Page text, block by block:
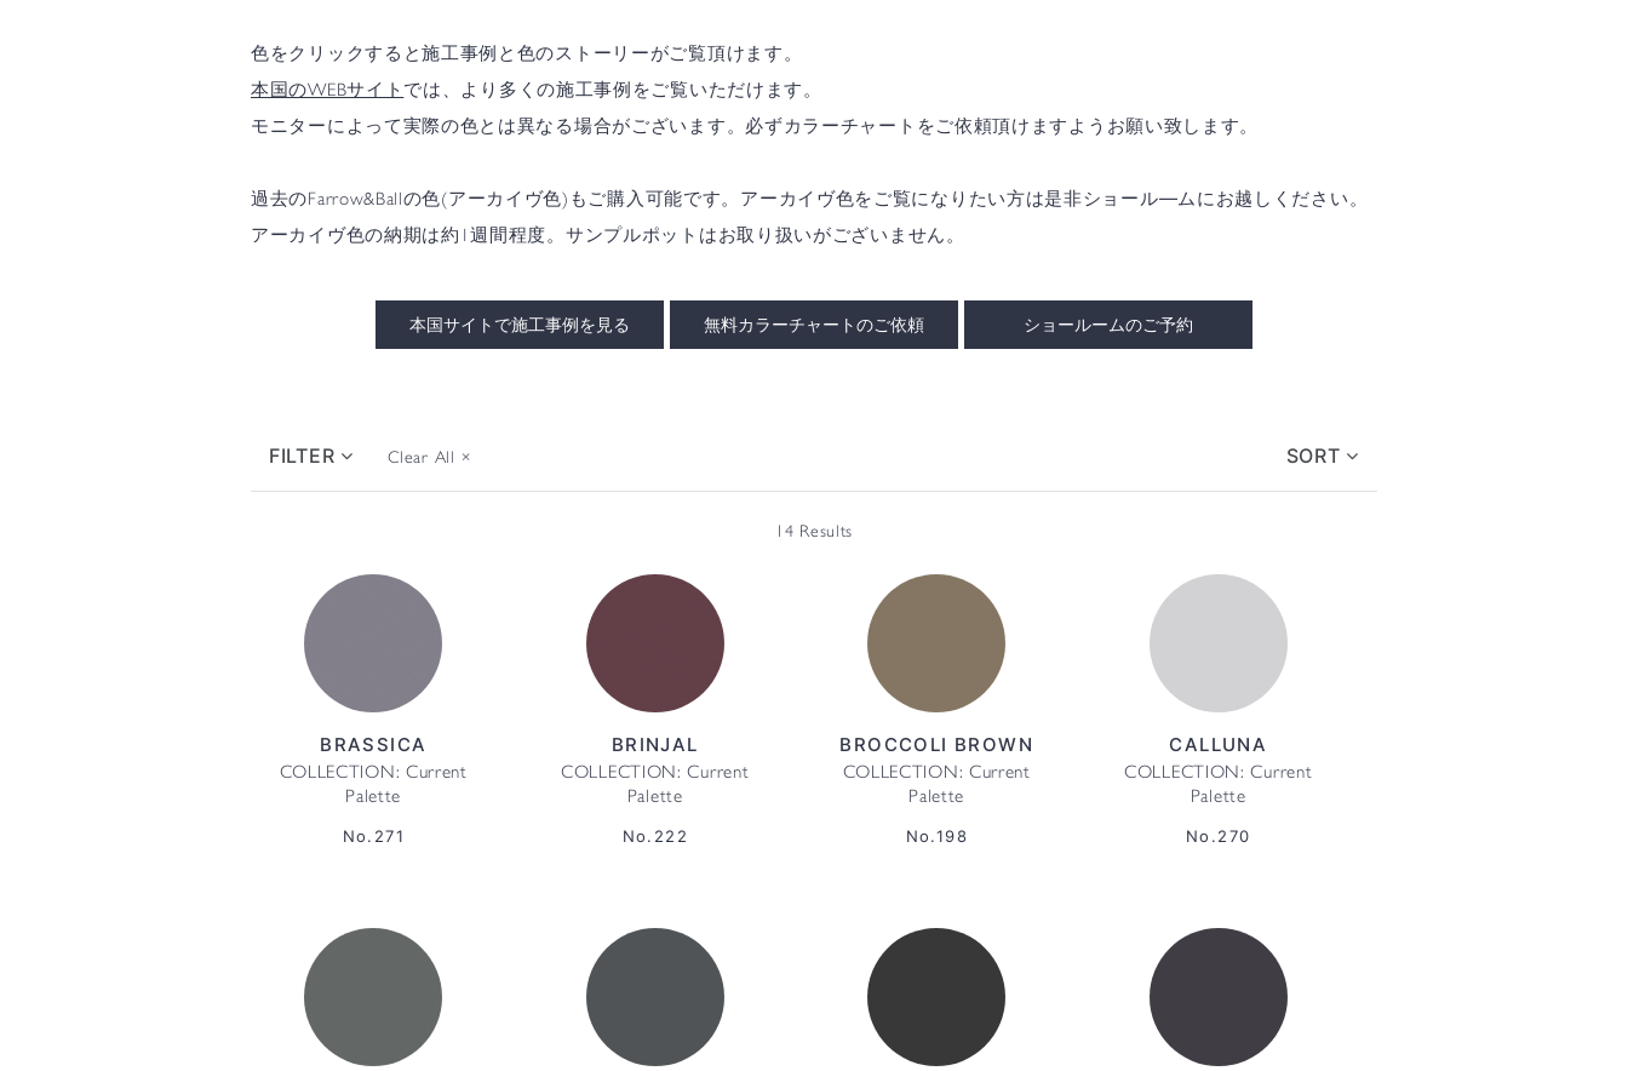
色をクリックすると施工事例と色のストーリーがご覧頂けます。
本国のWEBサイト では、より多くの施工事例をご覧いただけます。
モニターによって実際の色とは異なる場合がございます。必ずカラーチャートをご依頼頂けますようお願い致します。
過去のFarrow&Ballの色(アーカイヴ色)もご購入可能です。アーカイヴ色をご覧になりたい方は是非ショール―ムにお越しください。
アーカイヴ色の納期は約1週間程度。サンプルポットはお取り扱いがございません。
本国サイトで施工事例を見る 無料カラーチャートのご依頼 ショールームのご予約
FILTER Clear All × SORT
14 Results
BRASSICA
COLLECTION: Current
Palette
No.271
BRINJAL
COLLECTION: Current
Palette
No.222
BROCCOLI BROWN
COLLECTION: Current
Palette
No.198
CALLUNA
COLLECTION: Current
Palette
No.270